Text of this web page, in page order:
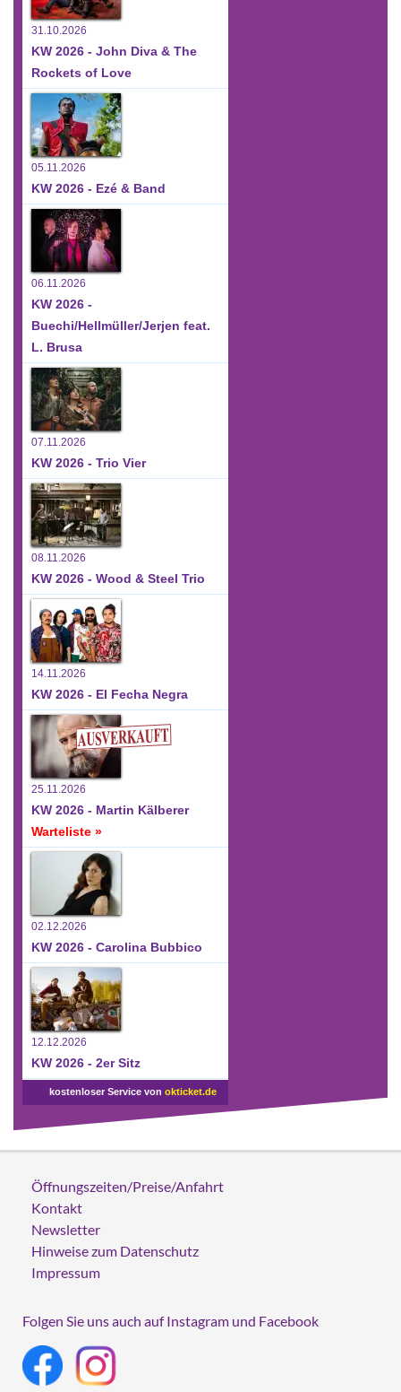
31.10.2026
KW 2026 - John Diva & The
Rockets of Love
05.11.2026
KW 2026 - Ezé & Band
06.11.2026
KW 2026 -
Buechi/Hellmüller/Jerjen feat.
L. Brusa
07.11.2026
KW 2026 - Trio Vier
08.11.2026
KW 2026 - Wood & Steel Trio
14.11.2026
KW 2026 - El Fecha Negra
25.11.2026
KW 2026 - Martin Kälberer
Warteliste »
02.12.2026
KW 2026 - Carolina Bubbico
12.12.2026
KW 2026 - 2er Sitz
kostenloser Service von okticket.de
Öffnungszeiten/Preise/Anfahrt
Kontakt
Newsletter
Hinweise zum Datenschutz
Impressum
Folgen Sie uns auch auf Instagram und Facebook